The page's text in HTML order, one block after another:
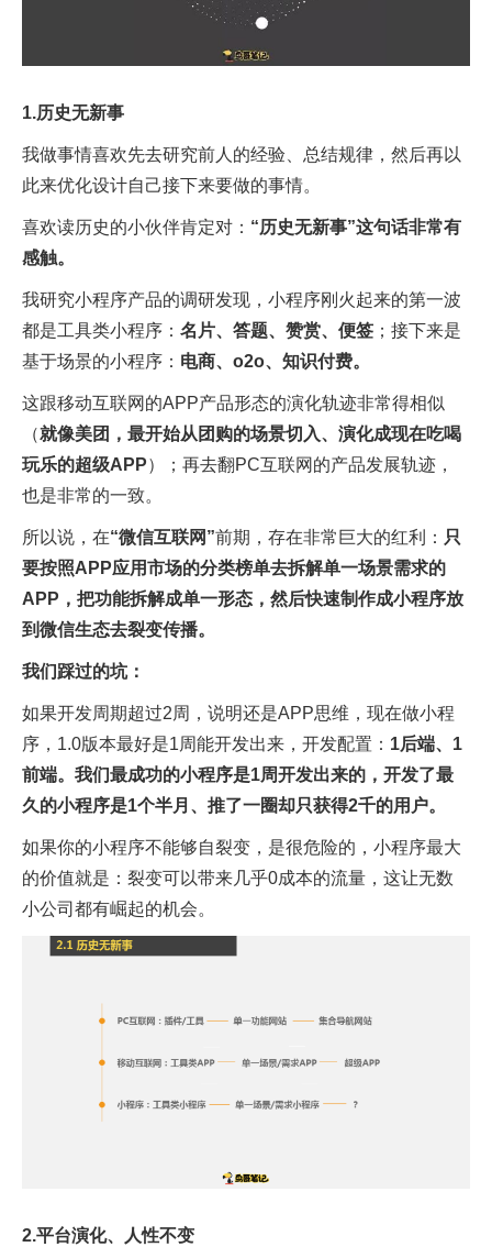
1.历史无新事
我做事情喜欢先去研究前人的经验、总结规律，然后再以
此来优化设计自己接下来要做的事情。
喜欢读历史的小伙伴肯定对： “历史无新事”这句话非常有
感触。
我研究小程序产品的调研发现，小程序刚火起来的第一波
都是工具类小程序： 名片、答题、赞赏、便签 ；接下来是
基于场景的小程序： 电商、o2o、知识付费。
这跟移动互联网的APP产品形态的演化轨迹非常得相似
（就像美团，最开始从团购的场景切入、演化成现在吃喝
玩乐的超级APP）；再去翻PC互联网的产品发展轨迹，
也是非常的一致。
所以说，在“微信互联网”前期，存在非常巨大的红利： 只
要按照APP应用市场的分类榜单去拆解单一场景需求的
APP，把功能拆解成单一形态，然后快速制作成小程序放
到微信生态去裂变传播。
我们踩过的坑：
如果开发周期超过2周，说明还是APP思维，现在做小程
序，1.0版本最好是1周能开发出来，开发配置： 1后端、1
前端。我们最成功的小程序是1周开发出来的，开发了最
久的小程序是1个半月、推了一圈却只获得2千的用户。
如果你的小程序不能够自裂变，是很危险的，小程序最大
的价值就是：裂变可以带来几乎0成本的流量，这让无数
小公司都有崛起的机会。
2.平台演化、人性不变